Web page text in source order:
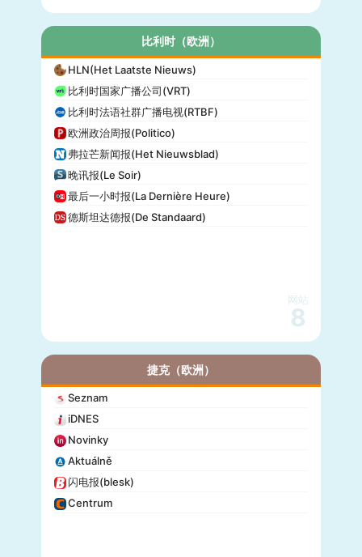
比利时（欧洲）
HLN(Het Laatste Nieuws)
比利时国家广播公司(VRT)
比利时法语社群广播电视(RTBF)
欧洲政治周报(Politico)
弗拉芒新闻报(Het Nieuwsblad)
晚讯报(Le Soir)
最后一小时报(La Dernière Heure)
德斯坦达德报(De Standaard)
网站
8
捷克（欧洲）
Seznam
iDNES
Novinky
Aktuálně
闪电报(blesk)
Centrum